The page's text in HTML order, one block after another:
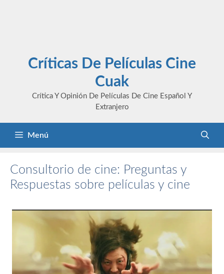
Críticas De Películas Cine
Cuak
Crítica Y Opinión De Películas De Cine Español Y
Extranjero
Menú
Consultorio de cine: Preguntas y
Respuestas sobre películas y cine